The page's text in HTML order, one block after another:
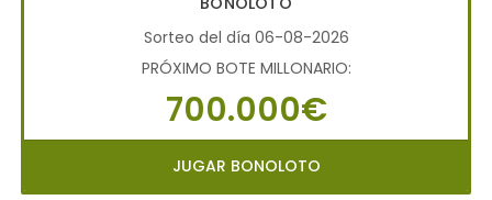
Sorteo del día 06-08-2026
PRÓXIMO BOTE MILLONARIO:
700.000€
JUGAR BONOLOTO